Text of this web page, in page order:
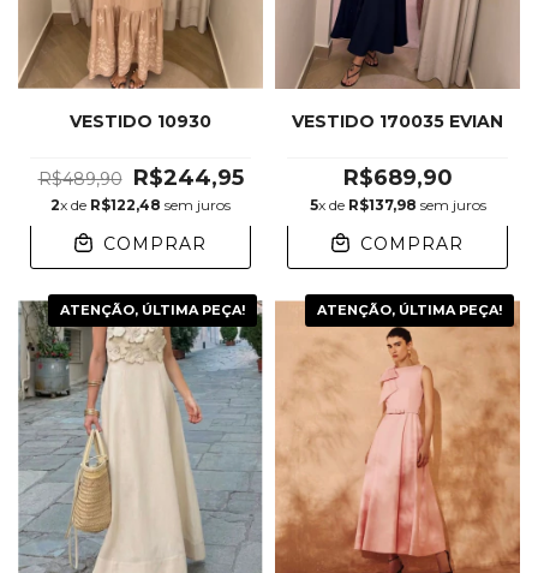
VESTIDO 10930
R$489,90 R$244,95
2x de R$122,48 sem juros
COMPRAR
VESTIDO 170035 EVIAN
R$689,90
5x de R$137,98 sem juros
COMPRAR
ATENÇÃO, ÚLTIMA PEÇA! ATENÇÃO, ÚLTIMA PEÇA!